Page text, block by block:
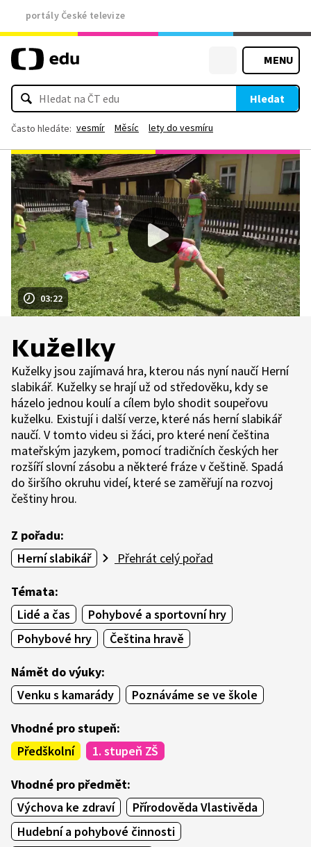
portály České televize
MENU
Hledat
Často hledáte: vesmír Měsíc lety do vesmíru
03:22
Kuželky
Kuželky jsou zajímavá hra, kterou nás nyní naučí Herní
slabikář. Kuželky se hrají už od středověku, kdy se
házelo jednou koulí a cílem bylo shodit soupeřovu
kuželku. Existují i další verze, které nás herní slabikář
naučí. V tomto videu si žáci, pro které není čeština
mateřským jazykem, pomocí tradičních českých her
rozšíří slovní zásobu a některé fráze v češtině. Spadá
do širšího okruhu videí, které se zaměřují na rozvoj
češtiny hrou.
Z pořadu:
Herní slabikář
Přehrát celý pořad
Témata:
Lidé a čas
Pohybové a sportovní hry
Pohybové hry
Čeština hravě
Námět do výuky:
Venku s kamarády
Poznáváme se ve škole
Vhodné pro stupeň:
Předškolní
1. stupeň ZŠ
Vhodné pro předmět:
Výchova ke zdraví
Přírodověda Vlastivěda
Hudební a pohybové činnosti